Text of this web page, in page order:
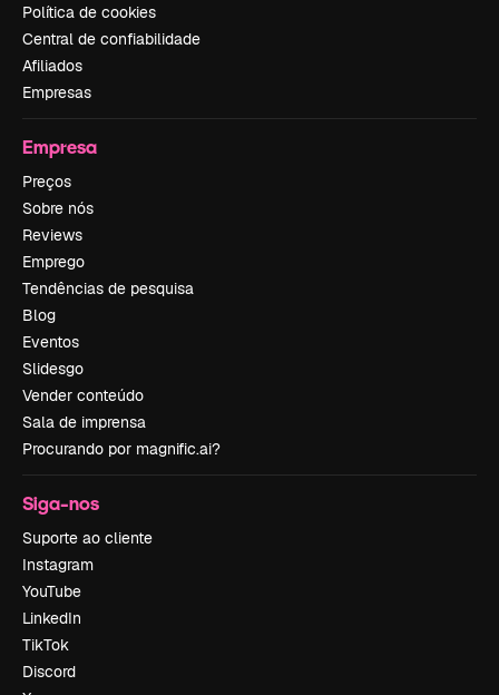
Política de cookies
Central de confiabilidade
Afiliados
Empresas
Empresa
Preços
Sobre nós
Reviews
Emprego
Tendências de pesquisa
Blog
Eventos
Slidesgo
Vender conteúdo
Sala de imprensa
Procurando por magnific.ai?
Siga-nos
Suporte ao cliente
Instagram
YouTube
LinkedIn
TikTok
Discord